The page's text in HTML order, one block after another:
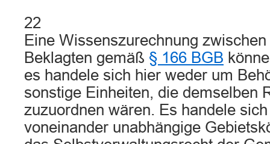
22
Eine Wissenszurechnung
Beklagten gemäß § 166 BGB
es handele sich hier weder um
sonstige Einheiten, die demselben
zuzuordnen wären. Es handele
voneinander unabhängige